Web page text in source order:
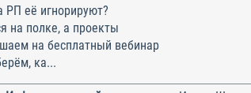
РП её игнорируют?
на полке, а проекты
на бесплатный вебинар
ка...